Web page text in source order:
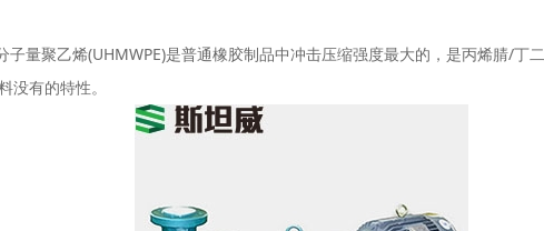
量聚乙烯(UHMWPE)是普通橡胶制品中冲击压缩强度最大的，是丙烯腈/丁
没有的特性。